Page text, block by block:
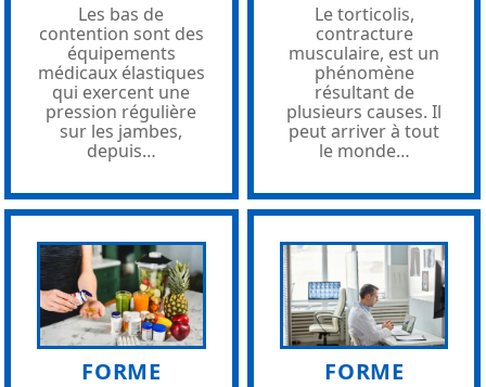
Les bas de
contention sont des
équipements
médicaux élastiques
qui exercent une
pression régulière
sur les jambes,
depuis…
Le torticolis,
contracture
musculaire, est un
phénomène
résultant de
plusieurs causes. Il
peut arriver à tout
le monde…
FORME FORME